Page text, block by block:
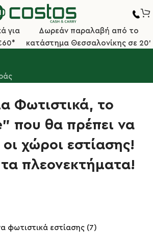
για
Δωρεάν παραλαβή από το
κατάστημα Θεσσαλονίκης σε 20'
Φωτιστικά, τo
που θα πρέπει να
χώροι εστίασης!
πλεονεκτήματα!